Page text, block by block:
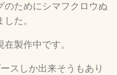
のためにシマフクロウぬ
た。
製作中です。
スしか出来そうもあり